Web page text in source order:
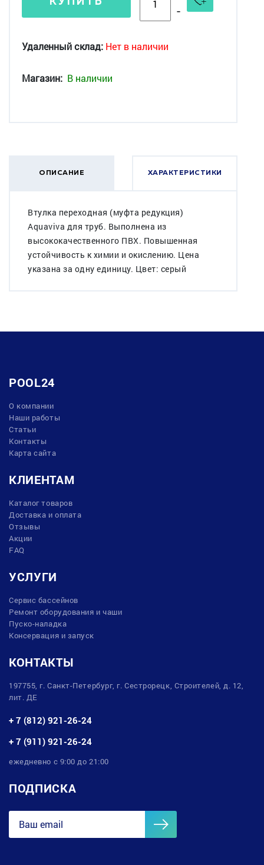
-
Удаленный склад: Нет в наличии
Магазин: В наличии
ОПИСАНИЕ ХАРАКТЕРИСТИКИ
Втулка переходная (муфта редукция)
Aquaviva для труб. Выполнена из
высококачественного ПВХ. Повышенная
устойчивость к химии и окислению. Цена
указана за одну единицу. Цвет: серый
POOL24
О компании
Наши работы
Статьи
Контакты
Карта сайта
КЛИЕНТАМ
Каталог товаров
Доставка и оплата
Отзывы
Акции
FAQ
УСЛУГИ
Сервис бассейнов
Ремонт оборудования и чаши
Пуско-наладка
Консервация и запуск
КОНТАКТЫ
197755, г. Санкт-Петербург, г. Сестрорецк, Строителей, д. 12,
лит. ДЕ
+ 7 (812) 921-26-24
+ 7 (911) 921-26-24
ежедневно с 9:00 до 21:00
ПОДПИСКА